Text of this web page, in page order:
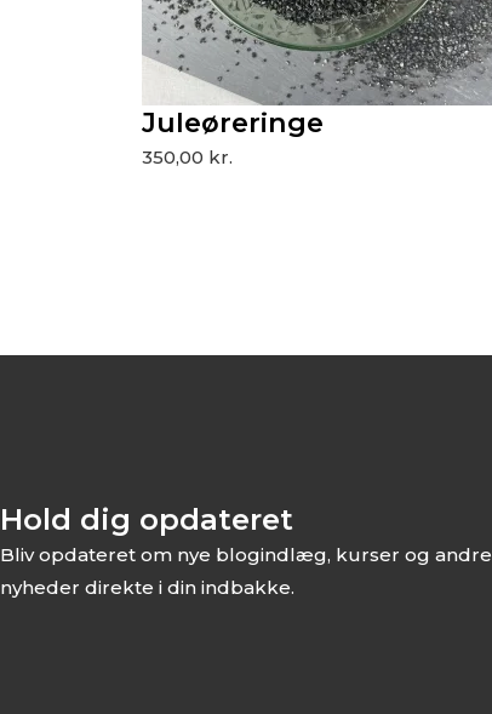
Juleøreringe
350,00 kr.
Hold dig opdateret
Bliv opdateret om nye blogindlæg, kurser og andre
nyheder direkte i din indbakke.